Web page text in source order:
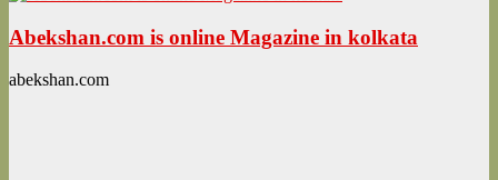
Abekshan.com is online Magazine in kolkata
abekshan.com